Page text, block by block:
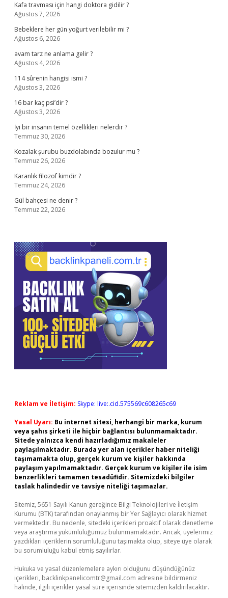
Kafa travması için hangi doktora gidilir ?
Ağustos 7, 2026
Bebeklere her gün yoğurt verilebilir mi ?
Ağustos 6, 2026
avam tarz ne anlama gelir ?
Ağustos 4, 2026
114 sûrenin hangisi ismi ?
Ağustos 3, 2026
16 bar kaç psi’dir ?
Ağustos 3, 2026
İyi bir insanın temel özellikleri nelerdir ?
Temmuz 30, 2026
Kozalak şurubu buzdolabında bozulur mu ?
Temmuz 26, 2026
Karanlık filozof kimdir ?
Temmuz 24, 2026
Gül bahçesi ne denir ?
Temmuz 22, 2026
Reklam ve İletişim: Skype: live:.cid.575569c608265c69
Yasal Uyarı: Bu internet sitesi, herhangi bir marka, kurum
veya şahıs şirketi ile hiçbir bağlantısı bulunmamaktadır.
Sitede yalnızca kendi hazırladığımız makaleler
paylaşılmaktadır. Burada yer alan içerikler haber niteliği
taşımamakta olup, gerçek kurum ve kişiler hakkında
paylaşım yapılmamaktadır. Gerçek kurum ve kişiler ile isim
benzerlikleri tamamen tesadüfidir. Sitemizdeki bilgiler
taslak halindedir ve tavsiye niteliği taşımazlar.
Sitemiz, 5651 Sayılı Kanun gereğince Bilgi Teknolojileri ve İletişim
Kurumu (BTK) tarafından onaylanmış bir Yer Sağlayıcı olarak hizmet
vermektedir. Bu nedenle, sitedeki içerikleri proaktif olarak denetleme
veya araştırma yükümlülüğümüz bulunmamaktadır. Ancak, üyelerimiz
yazdıkları içeriklerin sorumluluğunu taşımakta olup, siteye üye olarak
bu sorumluluğu kabul etmiş sayılırlar.
Hukuka ve yasal düzenlemelere aykırı olduğunu düşündüğünüz
içerikleri, backlinkpanelicomtr@gmail.com adresine bildirmeniz
halinde, ilgili içerikler yasal süre içerisinde sitemizden kaldırılacaktır.